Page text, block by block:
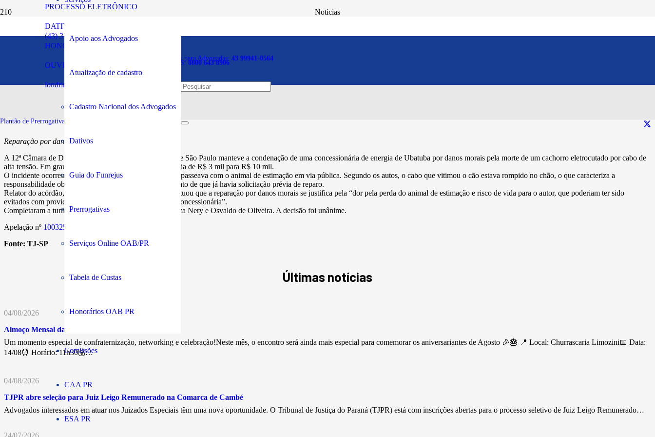
PROCESSO ELETRÔNICO
DATIVOS
HONORÁRIOS
OUVIDORIA
(43) 3294-5900
londrina@oabpr.org.br
Plantão de Prerrogativas para Advogadas: 43 99941-0564
SOS PRERROGATIVAS: 0800 643 8906
Apoio aos Advogados
Atualização de cadastro
Cadastro Nacional dos Advogados
Dativos
Guia do Funrejus
Prerrogativas
Serviços Online OAB/PR
Tabela de Custas
Honorários OAB PR
Comissões
CAA PR
ESA PR
Plantão de Prerrogativas da Subseção:
Notícias
Concessionária de energia indenizará tutor por morte de cão eletrocutado por
Reparação por danos morais majorada para R$ 10 mil.
A 12ª Câmara de Direito Público do Tribunal de Justiça de São Paulo manteve a condenação de uma concessionária de energia de Ubatuba por danos morais pela morte de um cachorro eletrocutado por cabo de
alta tensão. Em grau de recurso, a indenização foi majorada de R$ 3 mil para R$ 10 mil.
O incidente ocorreu em agosto de 2022, enquanto o tutor passeava com o animal de estimação em via pública. Segundo os autos, o cabo que vitimou o cão estava rompido no chão, o que caracteriza a
responsabilidade objetiva da concessionária, somado ao fato de que já havia solicitação prévia de reparo.
Relator do acórdão, o desembargador Edson Ferreira pontuou que a reparação por danos morais se justifica pela “dor pela perda do animal de estimação e risco de vida para o autor, que poderiam ter sido
evitados com providência de saneamento mais célere da concessionária”.
Completaram a turma julgadora os desembargadores Souza Nery e Osvaldo de Oliveira. A decisão foi unânime.
Apelação nº 1003256-79.2022.8.26.0642
Fonte: TJ-SP
Últimas notícias
04/08/2026
Almoço Mensal da Advocacia
Um momento especial de confraternização, networking e celebração!Neste mês, o encontro será ainda mais especial para comemorar os aniversariantes de Agosto 🎉🎂 📍 Local: Churrascaria Limozini📅 Data:
14/08⏰ Horário: 11h30💰…
04/08/2026
TJPR abre seleção para Juiz Leigo Remunerado na Comarca de Cambé
Advogados interessados em atuar nos Juizados Especiais têm uma nova oportunidade. O Tribunal de Justiça do Paraná (TJPR) está com inscrições abertas para o processo seletivo de Juiz Leigo Remunerado…
24/07/2026